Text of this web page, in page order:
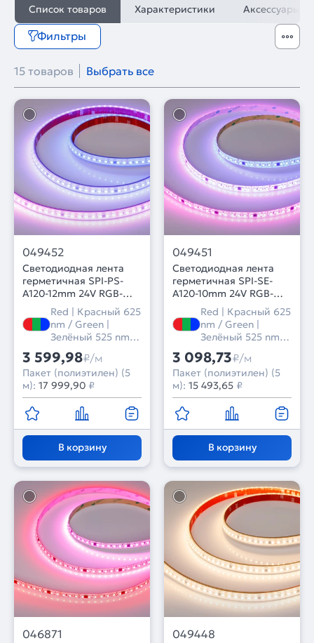
Список товаров Характеристики Аксессуары
Фильтры
15 товаров Выбрать все
049452
Светодиодная лента
герметичная SPI-PS-
A120-12mm 24V RGB-
PX6-BPT (23 W/m, IP67,
2835, 5m) (Arlight,
бегущий огонь)
Red | Красный 625
nm / Green |
Зелёный 525 nm /
Blue | Синий 470
nm
3 599,98₽/м
Пакет (полиэтилен) (5
м): 17 999,90 ₽
В корзину
049451
Светодиодная лента
герметичная SPI-SE-
A120-10mm 24V RGB-
PX6-BPT (23 W/m, IP65,
2835, 5m) (Arlight,
бегущий огонь)
Red | Красный 625
nm / Green |
Зелёный 525 nm /
Blue | Синий 470
nm
3 098,73₽/м
Пакет (полиэтилен) (5
м): 15 493,65 ₽
В корзину
046871 049448